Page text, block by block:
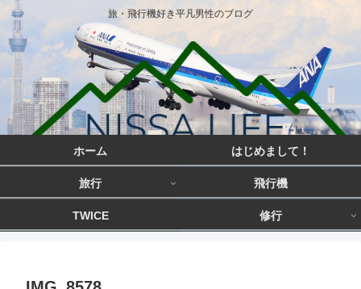
旅・飛行機好き平凡男性のブログ
ホーム はじめまして！
旅行 飛行機
TWICE 修行